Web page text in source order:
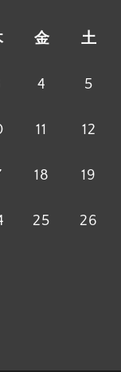
金 土
4 5
11 12
18 19
25 26